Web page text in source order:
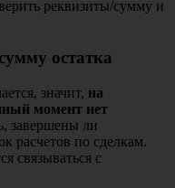
реквизиты/сумму и
остатка
значит, на
момент нет
завершены ли
расчетов по сделкам.
связываться с